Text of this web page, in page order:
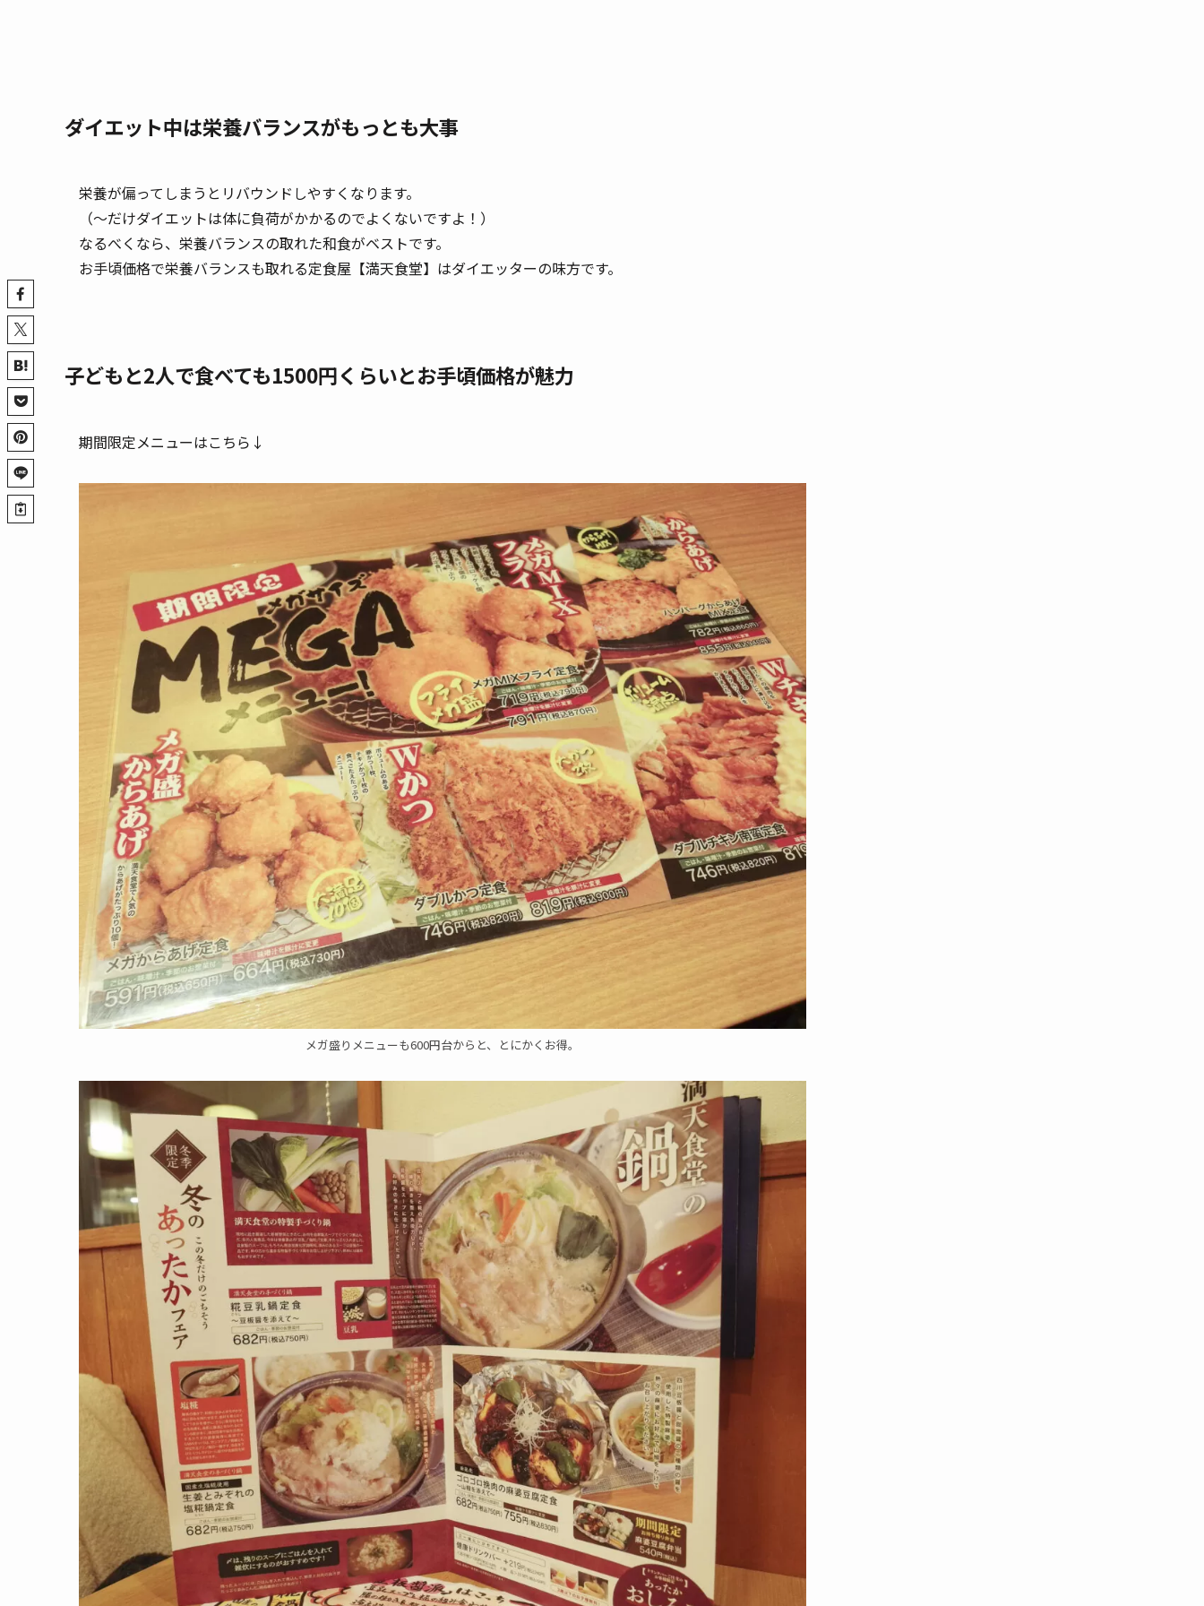
ダイエット中は栄養バランスがもっとも大事
栄養が偏ってしまうとリバウンドしやすくなります。
（〜だけダイエットは体に負荷がかかるのでよくないですよ！）
なるべくなら、栄養バランスの取れた和食がベストです。
お手頃価格で栄養バランスも取れる定食屋【満天食堂】はダイエッターの味方です。
子どもと2人で食べても1500円くらいとお手頃価格が魅力
期間限定メニューはこちら↓
メガ盛りメニューも600円台からと、とにかくお得。